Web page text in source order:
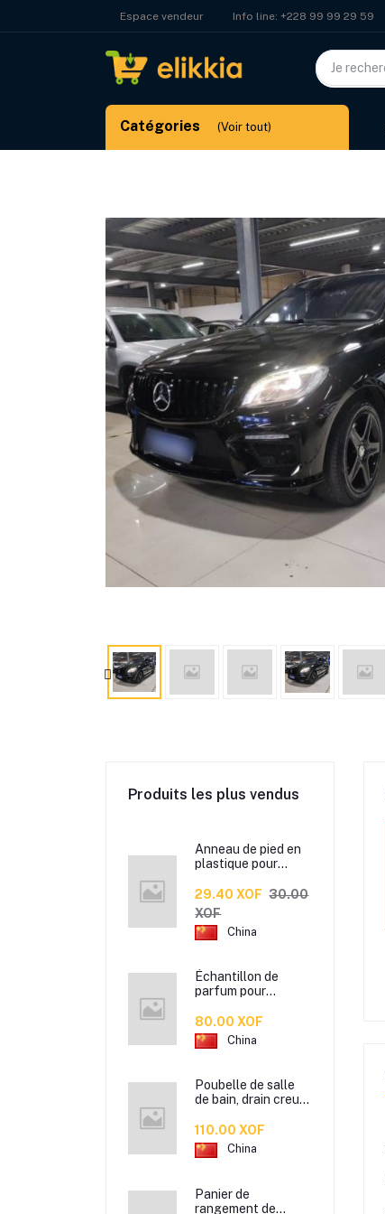
Espace vendeur Info line: +228 99 99 29 59
Catégories (Voir tout)
Produits les plus vendus
Anneau de pied en
plastique pour
Anneau de pied de
pigeon, Étiquette
d’anneaux de pied
pour oiseaux
29.40 XOF 30.00
XOF
China
Échantillon de
parfum pour
de marque
Xiaocheng Yixiang
2 ml Parfum de
80.00 XOF
China
Poubelle de salle
de bain, drain creux
corbeille à papier de
cuisine de bureau à
domicile,
110.00 XOF
China
Panier de
rangement de